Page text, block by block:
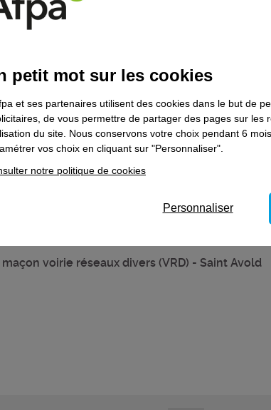
le domaine
voirie réseaux divers (VRD) - Saint Avold
petit mot sur les cookies
et ses partenaires utilisent des cookies dans le but de
de vous permettre de partager des pages sur les
du site. Nous conservons votre choix pendant 6
vos choix en cliquant sur "Personnaliser".
notre politique de cookies
Personnaliser